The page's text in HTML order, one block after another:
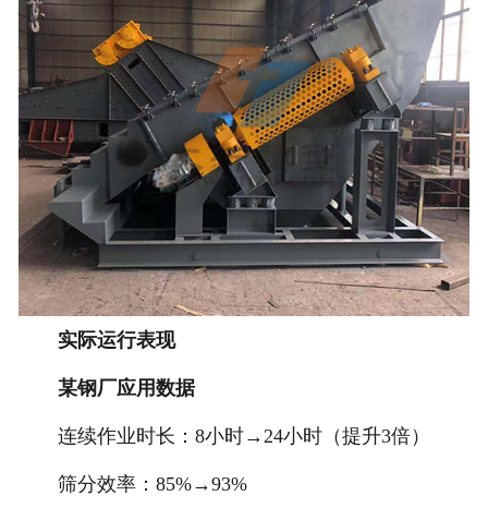
实际运行表现
某钢厂应用数据
连续作业时长：8小时→24小时（提升3倍）
筛分效率：85%→93%